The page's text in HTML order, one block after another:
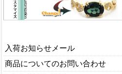
入荷お知らせメール
商品についてのお問い合わせ